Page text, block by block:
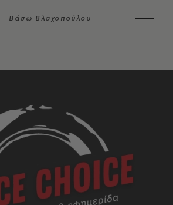
Βάσω Βλαχοπούλου